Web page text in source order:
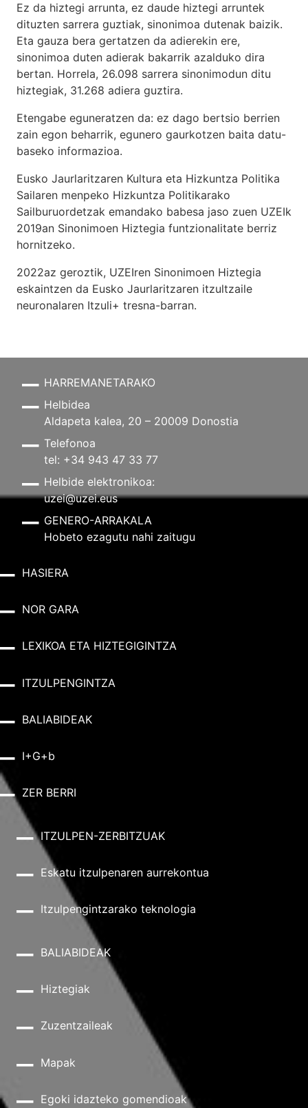
Ez da hiztegi arrunta, ez daude hiztegi arruntek
dituzten sarrera guztiak, sinonimoa dutenak baizik.
Eta gauza bera gertatzen da adierekin ere,
sinonimoa duten adierak bakarrik azalduko dira
bertan. Horrela, 26.098 sarrera sinonimodun ditu
hiztegiak, 31.268 adiera guztira.
Etengabe eguneratzen da: ez dago bertsio berrien
zain egon beharrik, egunero gaurkotzen baita datu-
baseko informazioa.
Eusko Jaurlaritzaren Kultura eta Hizkuntza Politika
Sailaren menpeko Hizkuntza Politikarako
Sailburuordetzak emandako babesa jaso zuen UZEIk
2019an Sinonimoen Hiztegia funtzionalitate berriz
hornitzeko.
2022az geroztik, UZEIren Sinonimoen Hiztegia
eskaintzen da Eusko Jaurlaritzaren itzultzaile
neuronalaren Itzuli+ tresna-barran.
HARREMANETARAKO
Helbidea
Aldapeta kalea, 20 – 20009 Donostia
Telefonoa
tel: +34 943 47 33 77
Helbide elektronikoa:
uzei@uzei.eus
GENERO-ARRAKALA
Hobeto ezagutu nahi zaitugu
HASIERA
NOR GARA
LEXIKOA ETA HIZTEGIGINTZA
ITZULPENGINTZA
BALIABIDEAK
I+G+b
ZER BERRI
ITZULPEN-ZERBITZUAK
Eskatu itzulpenaren aurrekontua
Itzulpengintzarako teknologia
BALIABIDEAK
Hiztegiak
Zuzentzaileak
Mapak
Egoki idazteko gomendioak